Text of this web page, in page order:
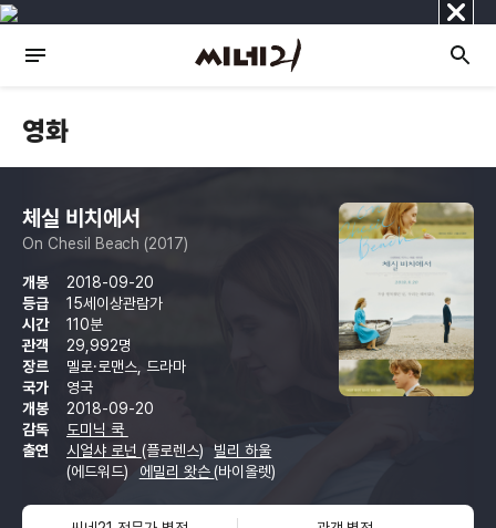
닫
기
영화
체실 비치에서
On Chesil Beach (2017)
개봉
2018-09-20
등급
15세이상관람가
시간
110분
관객
29,992명
장르
멜로·로맨스, 드라마
국가
영국
개봉
2018-09-20
감독
도미닉 쿡
출연
시얼샤 로넌 (플로렌스)
빌리 하울
(에드워드)
에밀리 왓슨(바이올렛)